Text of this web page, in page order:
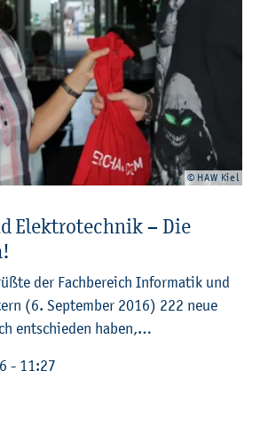
© HAW Kiel
Elek­tro­tech­nik – Die
der Fach­be­reich In­for­ma­tik und
(6. Sep­tem­ber 2016) 222 neue
ent­schie­den haben,…
- 11:27